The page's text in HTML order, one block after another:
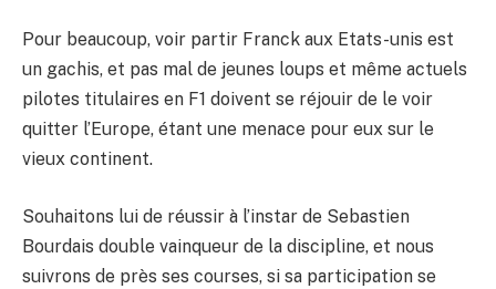
Pour beaucoup, voir partir Franck aux Etats-unis est
un gachis, et pas mal de jeunes loups et même actuels
pilotes titulaires en F1 doivent se réjouir de le voir
quitter l’Europe, étant une menace pour eux sur le
vieux continent.
Souhaitons lui de réussir à l’instar de Sebastien
Bourdais double vainqueur de la discipline, et nous
suivrons de près ses courses, si sa participation se